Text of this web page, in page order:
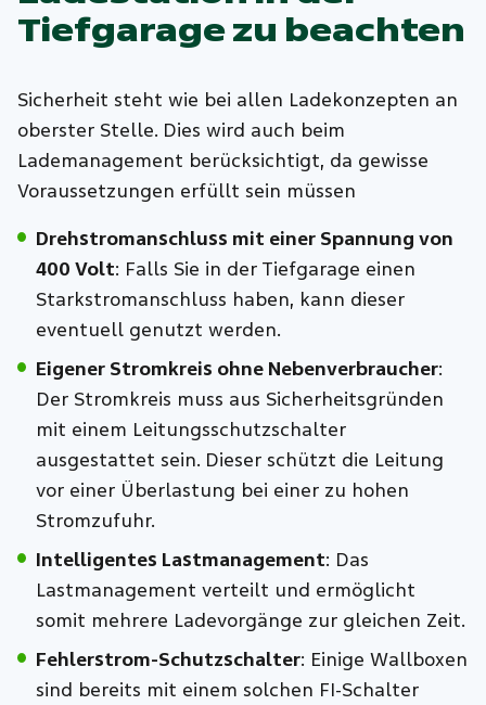
Tiefgarage zu beachten
Sicherheit steht wie bei allen Ladekonzepten an
oberster Stelle. Dies wird auch beim
Lademanagement berücksichtigt, da gewisse
Voraussetzungen erfüllt sein müssen
Drehstromanschluss mit einer Spannung von
400 Volt: Falls Sie in der Tiefgarage einen
Starkstromanschluss haben, kann dieser
eventuell genutzt werden.
Eigener Stromkreis ohne Nebenverbraucher:
Der Stromkreis muss aus Sicherheitsgründen
mit einem Leitungsschutzschalter
ausgestattet sein. Dieser schützt die Leitung
vor einer Überlastung bei einer zu hohen
Stromzufuhr.
Intelligentes Lastmanagement: Das
Lastmanagement verteilt und ermöglicht
somit mehrere Ladevorgänge zur gleichen Zeit.
Fehlerstrom-Schutzschalter: Einige Wallboxen
sind bereits mit einem solchen FI-Schalter